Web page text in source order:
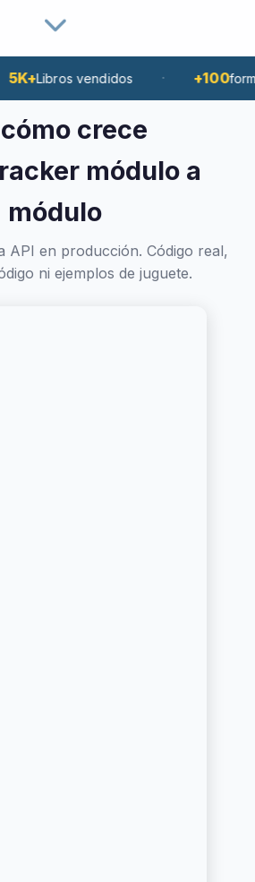
vendidos · +100 formados
crece
módulo a
módulo
API en producción. Código real,
ni ejemplos de juguete.